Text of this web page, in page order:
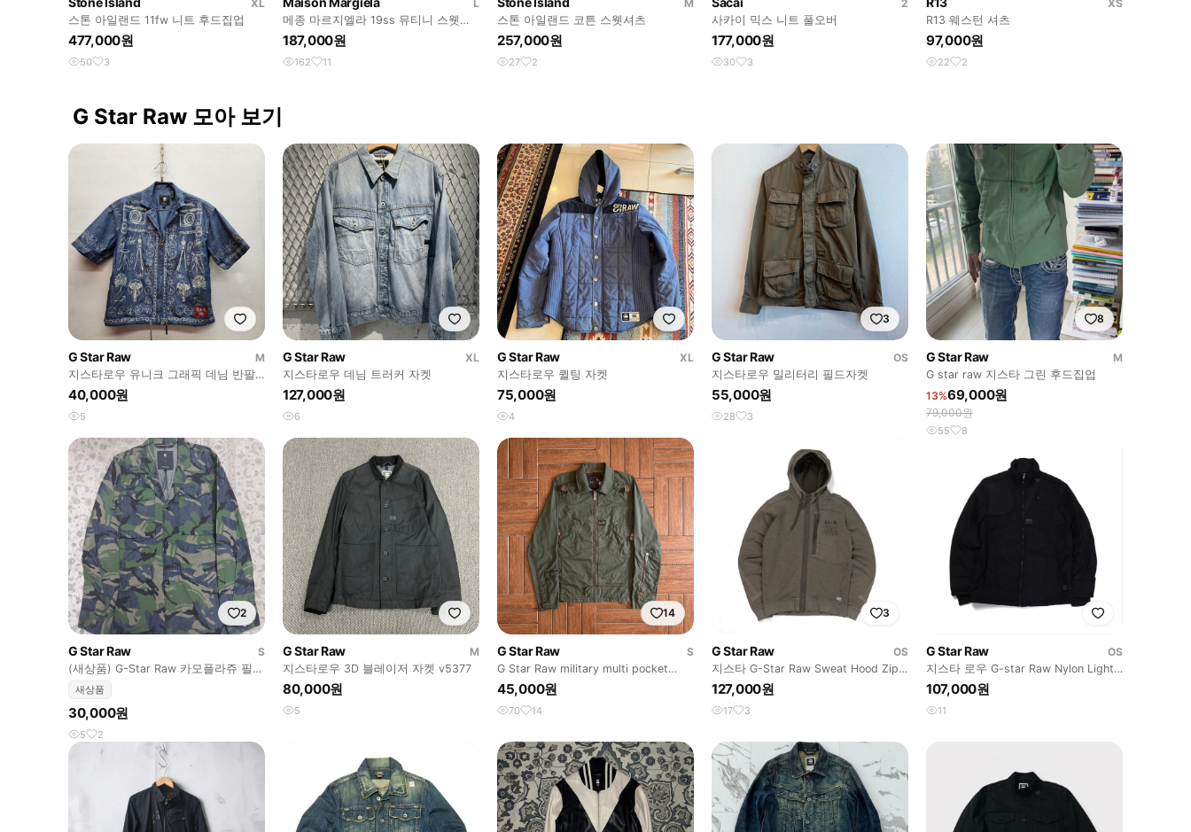
XL
스톤 아일랜드 11fw 니트 후드집업
477,000원
50 3
L
메종 마르지엘라 19ss 뮤티니 스웻셔
츠
187,000원
162 11
M
스톤 아일랜드 코튼 스웻셔츠
257,000원
27 2
2
사카이 믹스 니트 풀오버
177,000원
30 3
XS
R13 웨스턴 셔츠
97,000원
22 2
G Star Raw 모아 보기
G Star Raw
M
지스타로우 유니크 그래픽 데님 반팔
집업 자켓 S(M)
40,000원
5
G Star Raw
XL
지스타로우 데님 트러커 자켓
127,000원
6
G Star Raw
XL
지스타로우 퀼팅 자켓
75,000원
4
3
G Star Raw
OS
지스타로우 밀리터리 필드자켓
55,000원
28 3
8
G Star Raw
M
G star raw 지스타 그린 후드집업
13%69,000원
79,000원
55 8
2
G Star Raw
S
(새상품) G-Star Raw 카모플라쥬 필드
자켓 S
새상품
30,000원
5 2
G Star Raw
M
지스타로우 3D 블레이저 자켓 v5377
80,000원
5
14
G Star Raw
S
G Star Raw military multi pocket
jacket
45,000원
70 14
3
G Star Raw
OS
지스타 G-Star Raw Sweat Hood Zip
Up
127,000원
17 3
G Star Raw
OS
지스타 로우 G-star Raw Nylon Light
Jacket
107,000원
11